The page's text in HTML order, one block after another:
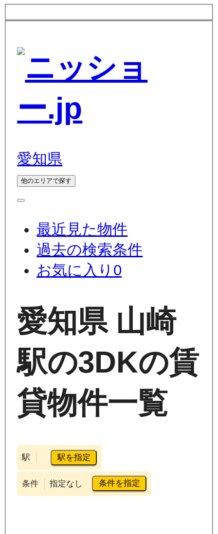
愛知県
他のエリアで探す
最近見た物件
過去の検索条件
お気に入り 0
愛知県 山崎
駅の3DKの賃
貸物件一覧
駅 駅を指定
条件 指定なし 条件を指定